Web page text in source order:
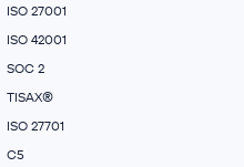
ISO 27001
ISO 42001
SOC 2
TISAX®
ISO 27701
C5